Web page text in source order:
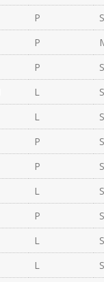
P
P
P
L
L
P
P
L
P
L
L